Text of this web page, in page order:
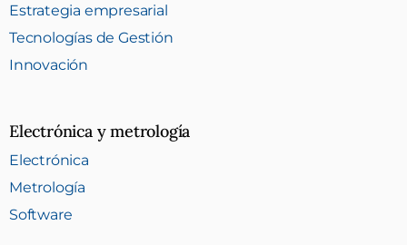
Estrategia empresarial
Tecnologías de Gestión
Innovación
Electrónica y metrología
Electrónica
Metrología
Software